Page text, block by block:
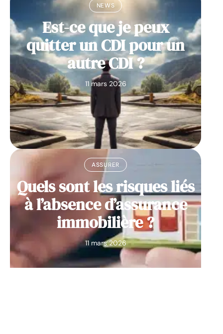
NEWS
Est-ce que je peux
quitter un CDI pour un
autre CDI ?
11 mars 2026
ASSURER
Quels sont les risques liés
à l’absence d’assurance
immobilière ?
11 mars 2026